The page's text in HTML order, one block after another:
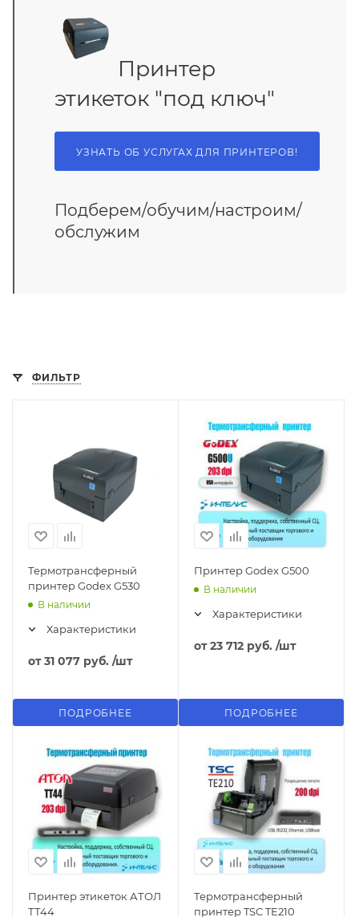
Принтер
этикеток "под ключ"
УЗНАТЬ ОБ УСЛУГАХ ДЛЯ ПРИНТЕРОВ!
Подберем/обучим/настроим/
обслужим
ФИЛЬТР
Термотрансферный
принтер Godex G530
В наличии
Характеристики
от31 077 руб. /шт
ПОДРОБНЕЕ
Принтер Godex G500
В наличии
Характеристики
от23 712 руб. /шт
ПОДРОБНЕЕ
Принтер этикеток АТОЛ
ТТ44
Термотрансферный
принтер TSC TE210